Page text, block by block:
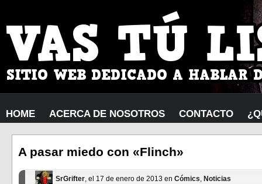
HOME ACERCA DE NOSOTROS CONTACTO
A pasar miedo con «Flinch»
SrGrifter, el 17 de enero de 2013 en Cómics, Noticias